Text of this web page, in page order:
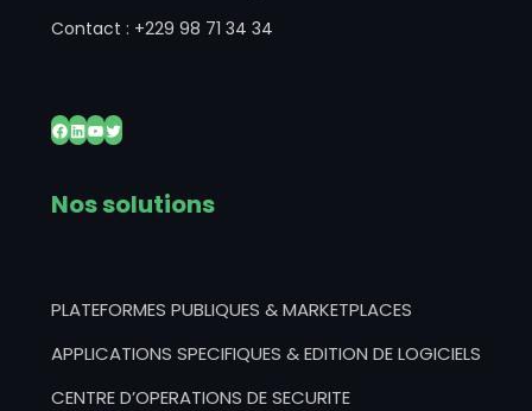
Contact : +229 98 71 34 34
Facebook
LinkedIn
YouTube
Twitter
Nos solutions
PLATEFORMES PUBLIQUES & MARKETPLACES
APPLICATIONS SPECIFIQUES & EDITION DE LOGICIELS
CENTRE D’OPERATIONS DE SECURITE